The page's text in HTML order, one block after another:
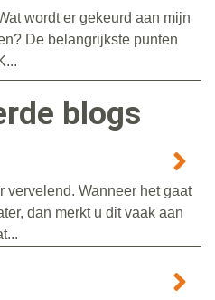
wordt er gekeurd aan mijn
De belangrijkste punten
blogs
vervelend. Wanneer het gaat
dan merkt u dit vaak aan